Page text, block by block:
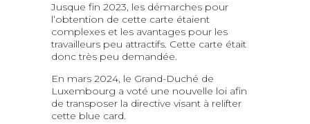
Jusque fin 2023, les démarches pour
l’obtention de cette carte étaient
complexes et les avantages pour les
travailleurs peu attractifs. Cette carte était
donc très peu demandée.
En mars 2024, le Grand-Duché de
Luxembourg a voté une nouvelle loi afin
de transposer la directive visant à relifter
cette blue card.